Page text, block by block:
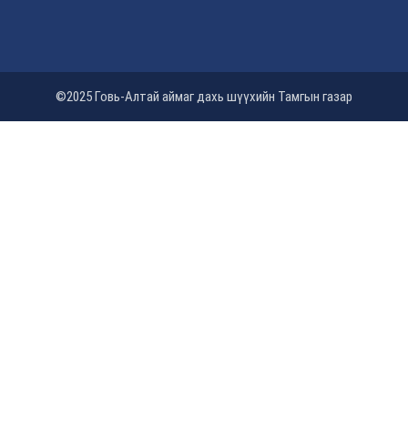
©2025 Говь-Алтай аймаг дахь шүүхийн Тамгын газар